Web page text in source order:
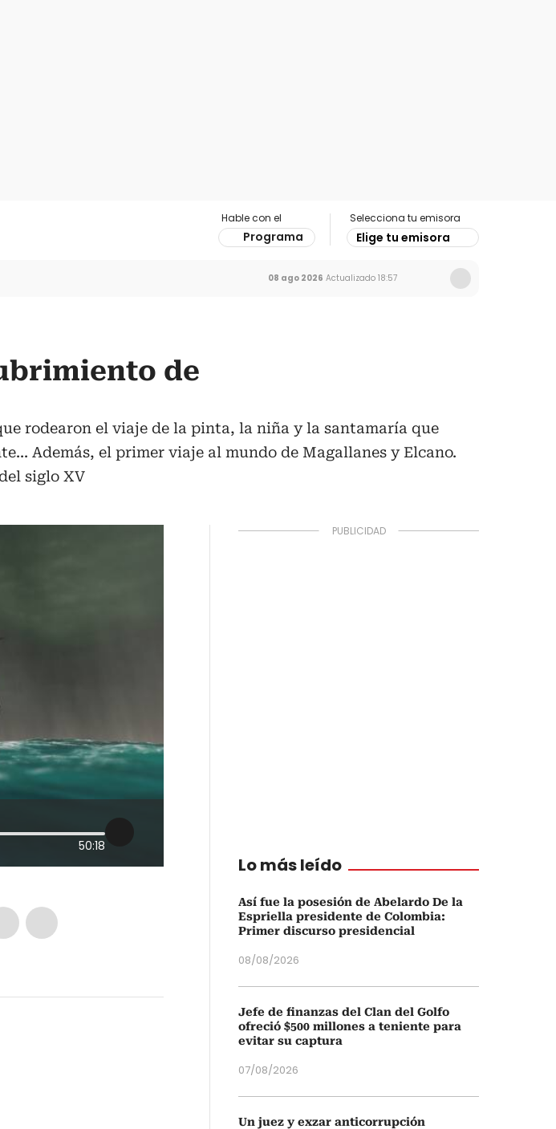
Hable con el
Programa
Selecciona tu emisora
Elige tu emisora
08 ago 2026 Actualizado 18:57
de
rodearon el viaje de la pinta, la niña y la santamaría que
Además, el primer viaje al mundo de Magallanes y Elcano.
siglo XV
50:18
Lo más leído
Así fue la posesión de Abelardo De la
Espriella presidente de Colombia:
Primer discurso presidencial
08/08/2026
Jefe de finanzas del Clan del Golfo
ofreció $500 millones a teniente para
evitar su captura
07/08/2026
Un juez y exzar anticorrupción